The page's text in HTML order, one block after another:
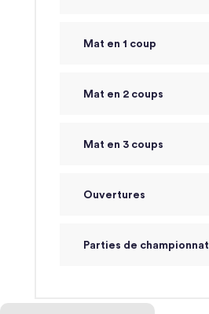
Mat en 1 coup
Mat en 2 coups
Mat en 3 coups
Ouvertures
Parties de championnat